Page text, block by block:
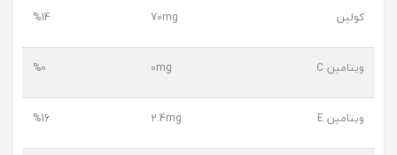
کولین 70mg
%14
ویتامین C 0mg
%0
ویتامین E 2.4mg
%16